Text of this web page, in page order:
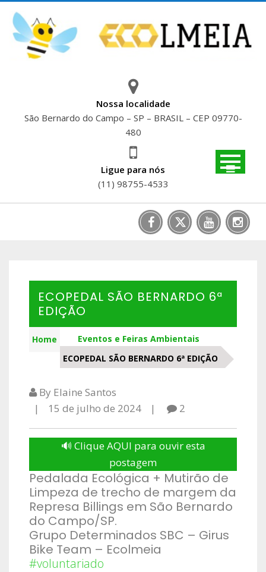
content
Nossa localidade
São Bernardo do Campo – SP – BRASIL – CEP 09770-
480
Ligue para nós
(11) 98755-4533
ECOPEDAL SÃO BERNARDO 6ª
EDIÇÃO
Home
Eventos e Feiras Ambientais
ECOPEDAL SÃO BERNARDO 6ª EDIÇÃO
By Elaine Santos
15 de julho de 2024
2
🔊 Clique AQUI para ouvir esta
postagem
Pedalada Ecológica + Mutirão de
Limpeza de trecho de margem da
Represa Billings em São Bernardo
do Campo/SP.
Grupo Determinados SBC – Girus
Bike Team – Ecolmeia
#voluntariado